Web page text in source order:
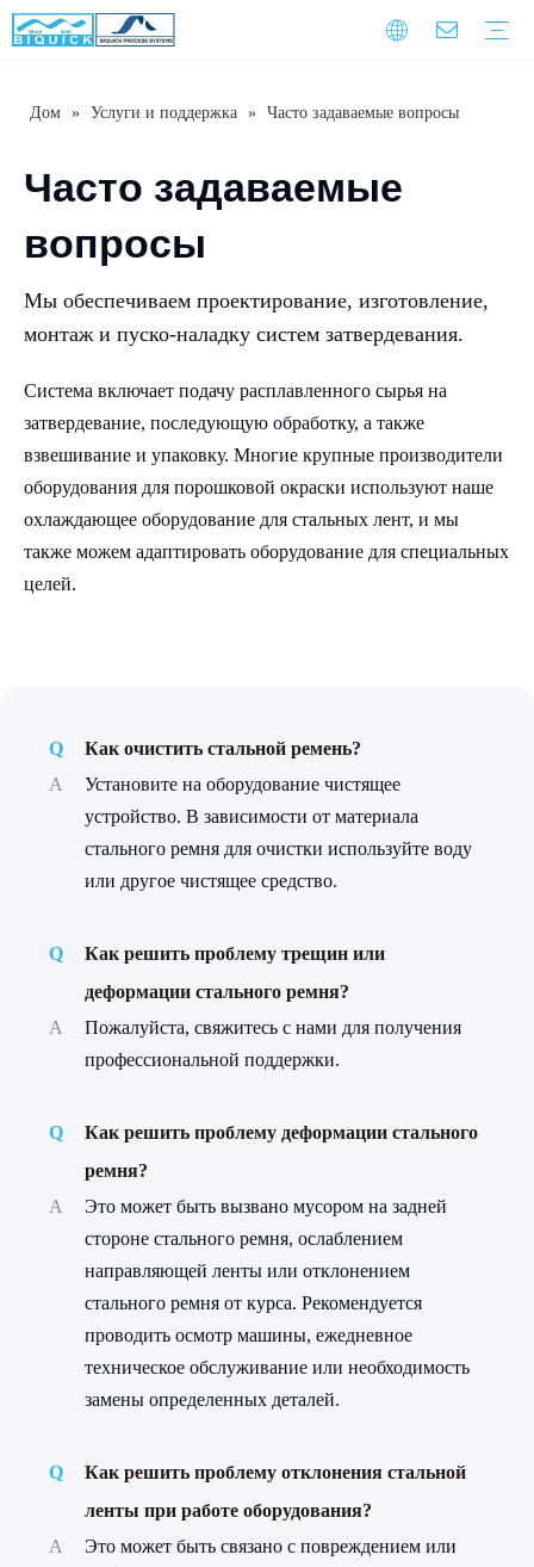
Дом » Услуги и поддержка » Часто задаваемые вопросы
Часто задаваемые
вопросы
Мы обеспечиваем проектирование, изготовление,
монтаж и пуско-наладку систем затвердевания.
Система включает подачу расплавленного сырья на
затвердевание, последующую обработку, а также
взвешивание и упаковку. Многие крупные производители
оборудования для порошковой окраски используют наше
охлаждающее оборудование для стальных лент, и мы
также можем адаптировать оборудование для специальных
целей.
Q
Как очистить стальной ремень?
A
Установите на оборудование чистящее
устройство. В зависимости от материала
стального ремня для очистки используйте воду
или другое чистящее средство.
Q
Как решить проблему трещин или
деформации стального ремня?
A
Пожалуйста, свяжитесь с нами для получения
профессиональной поддержки.
Q
Как решить проблему деформации стального
ремня?
A
Это может быть вызвано мусором на задней
стороне стального ремня, ослаблением
направляющей ленты или отклонением
стального ремня от курса. Рекомендуется
проводить осмотр машины, ежедневное
техническое обслуживание или необходимость
замены определенных деталей.
Q
Как решить проблему отклонения стальной
ленты при работе оборудования?
A
Это может быть связано с повреждением или